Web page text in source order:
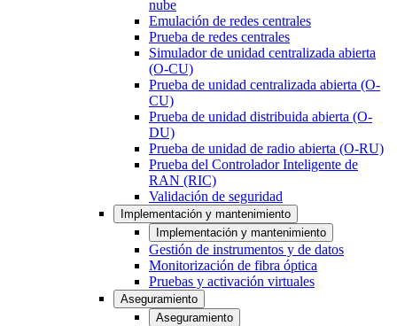
nube
Emulación de redes centrales
Prueba de redes centrales
Simulador de unidad centralizada abierta
(O-CU)
Prueba de unidad centralizada abierta (O-
CU)
Prueba de unidad distribuida abierta (O-
DU)
Prueba de unidad de radio abierta (O-RU)
Prueba del Controlador Inteligente de
RAN (RIC)
Validación de seguridad
Implementación y mantenimiento
Implementación y mantenimiento
Gestión de instrumentos y de datos
Monitorización de fibra óptica
Pruebas y activación virtuales
Aseguramiento
Aseguramiento